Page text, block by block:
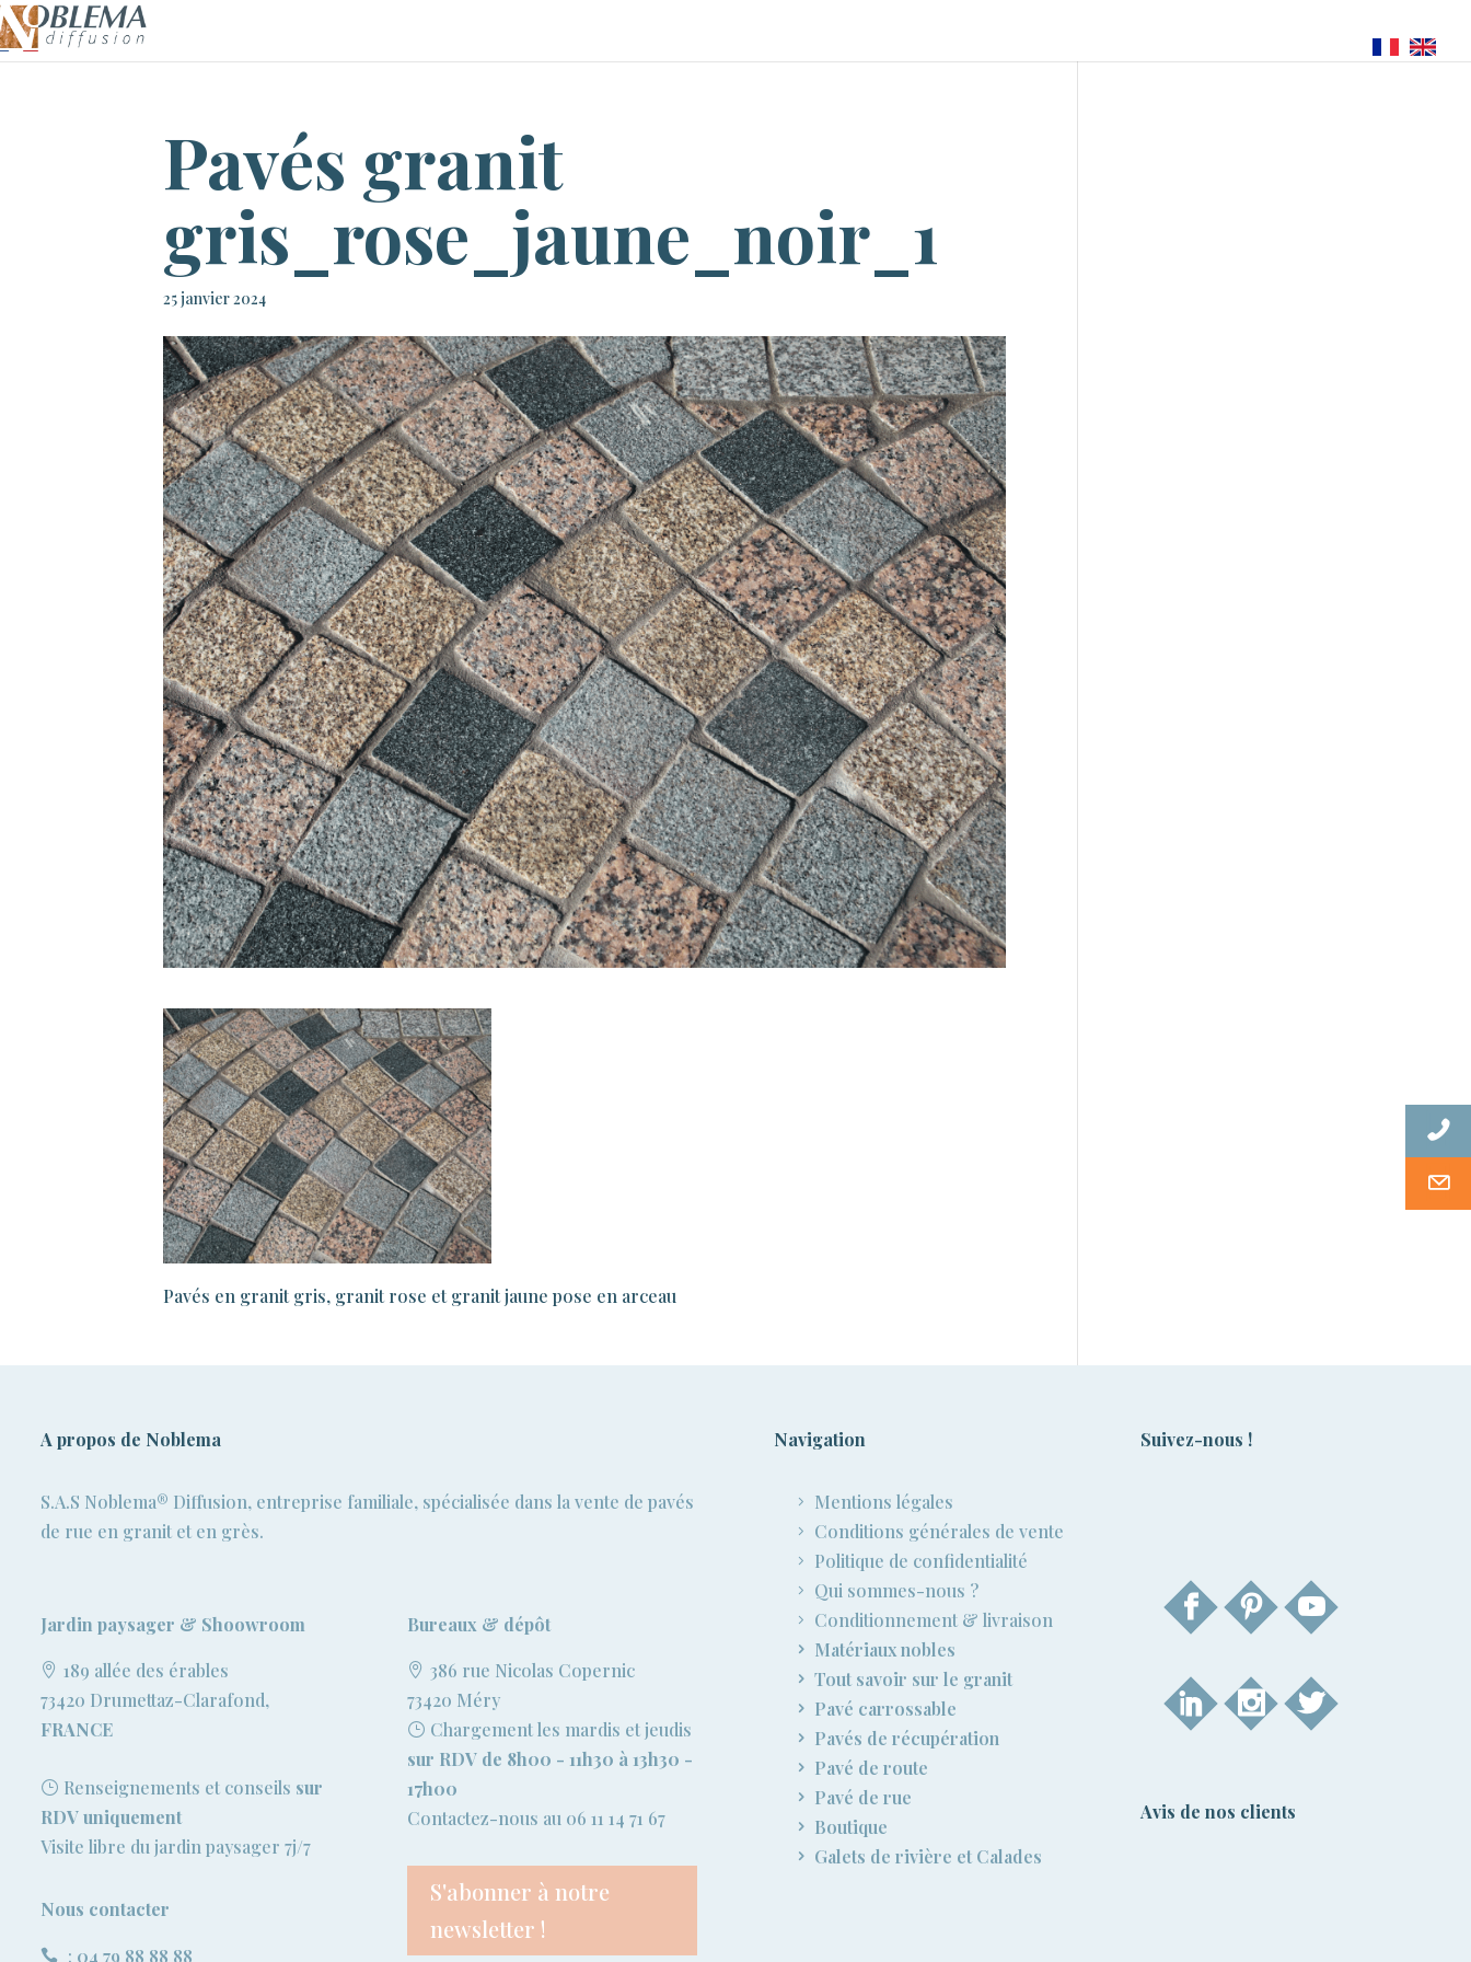
Pavés granit
gris_rose_jaune_noir_1
25 janvier 2024
Pavés en granit gris, granit rose et granit jaune pose en arceau
A propos de Noblema
S.A.S Noblema® Diffusion, entreprise familiale, spécialisée dans la vente de pavés
de rue en granit et en grès.
Jardin paysager & Shoowroom
189 allée des érables
73420 Drumettaz-Clarafond,
FRANCE
Renseignements et conseils sur
RDV uniquement
Visite libre du jardin paysager 7j/7
Nous contacter
: 04 79 88 88 88
Bureaux & dépôt
386 rue Nicolas Copernic
73420 Méry
Chargement les mardis et jeudis
sur RDV de 8h00 - 11h30 à 13h30 -
17h00
Contactez-nous au 06 11 14 71 67
S'abonner à notre
newsletter !
Navigation
Mentions légales
Conditions générales de vente
Politique de confidentialité
Qui sommes-nous ?
Conditionnement & livraison
Matériaux nobles
Tout savoir sur le granit
Pavé carrossable
Pavés de récupération
Pavé de route
Pavé de rue
Boutique
Galets de rivière et Calades
Suivez-nous !
Avis de nos clients